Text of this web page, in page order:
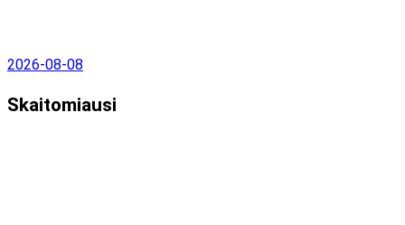
2026-08-08
Skaitomiausi